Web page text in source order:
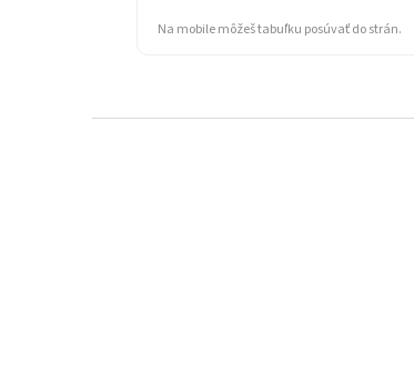
Na mobile môžeš tabuľku posúvať do strán.